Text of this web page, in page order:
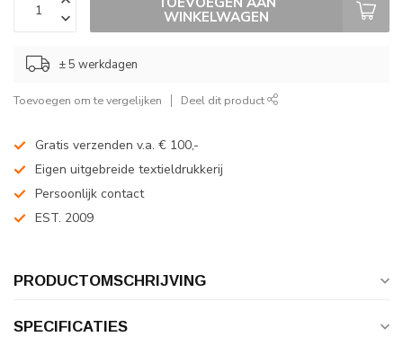
WINKELWAGEN
± 5 werkdagen
Toevoegen om te vergelijken Deel dit product
Gratis verzenden v.a. € 100,-
Eigen uitgebreide textieldrukkerij
Persoonlijk contact
EST. 2009
PRODUCTOMSCHRIJVING
SPECIFICATIES